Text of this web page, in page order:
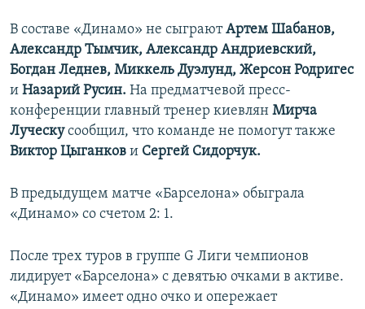
В составе «Динамо» не сыграютАртем Шабанов,
Александр Тымчик, Александр Андриевский,
Богдан Леднев, Миккель Дуэлунд, Жерсон Родригес
и Назарий Русин. На предматчевой пресс-
конференции главный тренер киевлян Мирча
Луческусообщил, что команде не помогут также
Виктор Цыганков и Сергей Сидорчук.
В предыдущем матче «Барселона» обыграла
«Динамо» со счетом 2: 1.
После трех туров в группе G Лиги чемпионов
лидирует «Барселона» с девятью очками в активе.
«Динамо» имеет одно очко и опережает